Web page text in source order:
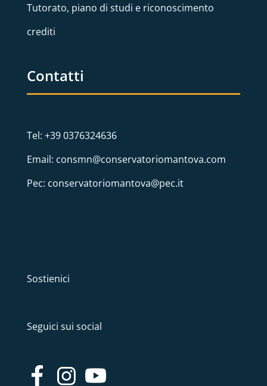
Tutorato, piano di studi e riconoscimento
crediti
Contatti
Tel: +39 0376324636
Email: consmn@conservatoriomantova.com
Pec: conservatoriomantova@pec.it
Sostienici
Seguici sui social